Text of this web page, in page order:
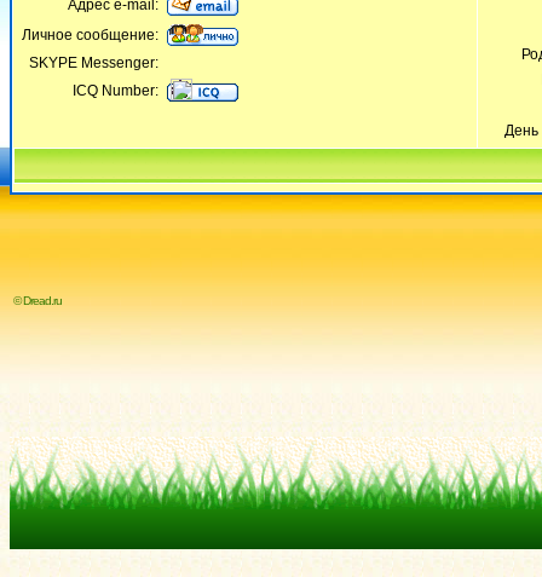
День
Адрес e-mail:
Личное сообщение:
SKYPE Messenger:
ICQ Number:
© Dread.ru